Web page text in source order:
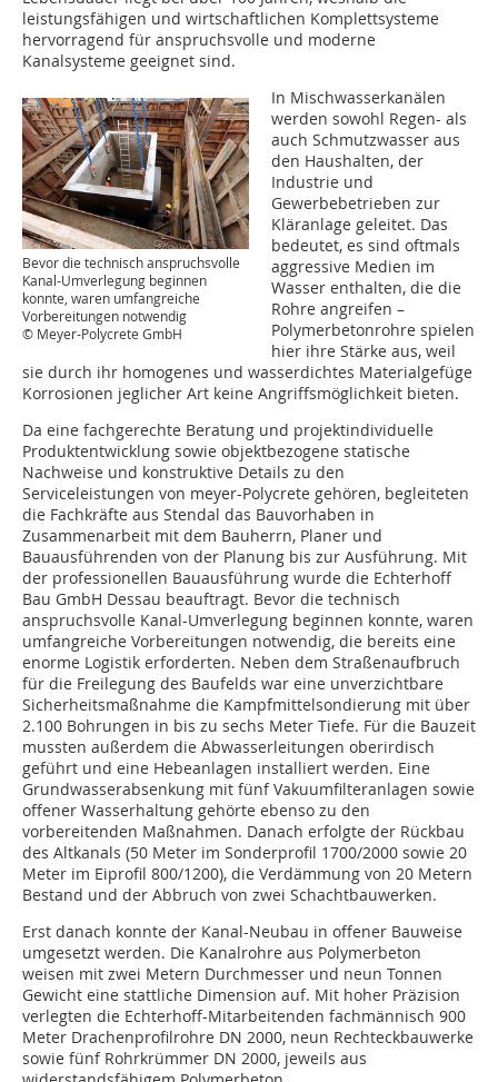
leistungsfähigen und wirtschaftlichen Komplettsysteme
hervorragend für anspruchsvolle und moderne
Kanalsysteme geeignet sind.
Bevor die technisch anspruchsvolle
Kanal-Umverlegung beginnen
konnte, waren umfangreiche
Vorbereitungen notwendig
© Meyer-Polycrete GmbH
In Mischwasserkanälen
werden sowohl Regen- als
auch Schmutzwasser aus
den Haushalten, der
Industrie und
Gewerbebetrieben zur
Kläranlage geleitet. Das
bedeutet, es sind oftmals
aggressive Medien im
Wasser enthalten, die die
Rohre angreifen –
Polymerbetonrohre spielen
hier ihre Stärke aus, weil
sie durch ihr homogenes und wasserdichtes Materialgefüge
Korrosionen jeglicher Art keine Angriffsmöglichkeit bieten.
Da eine fachgerechte Beratung und projektindividuelle
Produktentwicklung sowie objektbezogene statische
Nachweise und konstruktive Details zu den
Serviceleistungen von meyer-Polycrete gehören, begleiteten
die Fachkräfte aus Stendal das Bauvorhaben in
Zusammenarbeit mit dem Bauherrn, Planer und
Bauausführenden von der Planung bis zur Ausführung. Mit
der professionellen Bauausführung wurde die Echterhoff
Bau GmbH Dessau beauftragt. Bevor die technisch
anspruchsvolle Kanal-Umverlegung beginnen konnte, waren
umfangreiche Vorbereitungen notwendig, die bereits eine
enorme Logistik erforderten. Neben dem Straßenaufbruch
für die Freilegung des Baufelds war eine unverzichtbare
Sicherheitsmaßnahme die Kampfmittelsondierung mit über
2.100 Bohrungen in bis zu sechs Meter Tiefe. Für die Bauzeit
mussten außerdem die Abwasserleitungen oberirdisch
geführt und eine Hebeanlagen installiert werden. Eine
Grundwasserabsenkung mit fünf Vakuumfilteranlagen sowie
offener Wasserhaltung gehörte ebenso zu den
vorbereitenden Maßnahmen. Danach erfolgte der Rückbau
des Altkanals (50 Meter im Sonderprofil 1700/2000 sowie 20
Meter im Eiprofil 800/1200), die Verdämmung von 20 Metern
Bestand und der Abbruch von zwei Schachtbauwerken.
Erst danach konnte der Kanal-Neubau in offener Bauweise
umgesetzt werden. Die Kanalrohre aus Polymerbeton
weisen mit zwei Metern Durchmesser und neun Tonnen
Gewicht eine stattliche Dimension auf. Mit hoher Präzision
verlegten die Echterhoff-Mitarbeitenden fachmännisch 900
Meter Drachenprofilrohre DN 2000, neun Rechteckbauwerke
sowie fünf Rohrkrümmer DN 2000, jeweils aus